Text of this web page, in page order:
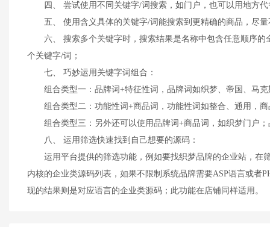
四、 尝试使用不同关键字/词搜索，如门户，也可以用地方代
五、 使用含义具体的关键字/词能搜索到更精确的商品，尽量
六、 搜索多个关键字时，搜索结果是名称中包含任意顺序的
个关键字/词；
七、 巧妙运用关键字词组合：
组合类型一：品牌词+特征性词，品牌词如织梦、帝国、马克
组合类型二：功能性词+商品词，功能性词如整合、通用，商
组合类型三：另外还可以使用品牌词+商品词，如织梦门户；
八、 运用筛选快速找到自己想要的源码：
运用平台提供的筛选功能，例如要找织梦品牌的企业站，在
内核的企业类源码列表，如果不限制系统品牌需要ASP语言或者
现的结果则是对应语言的企业类源码；此功能在店铺同样适用。